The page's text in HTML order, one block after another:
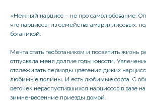
«Нежный нарцисс – не про самолюбование.
что нарциссы из семейства амариллисовых,
ботаникой.
Мечта стать геоботаником и посвятить жизнь
отпускала меня долгие годы юности.
отслеживать периоды цветения диких
любимые долины. И есть любимые сорта. С
веточек нераспустившихся нарциссов в вазе
зимне-весенние приезды домой.